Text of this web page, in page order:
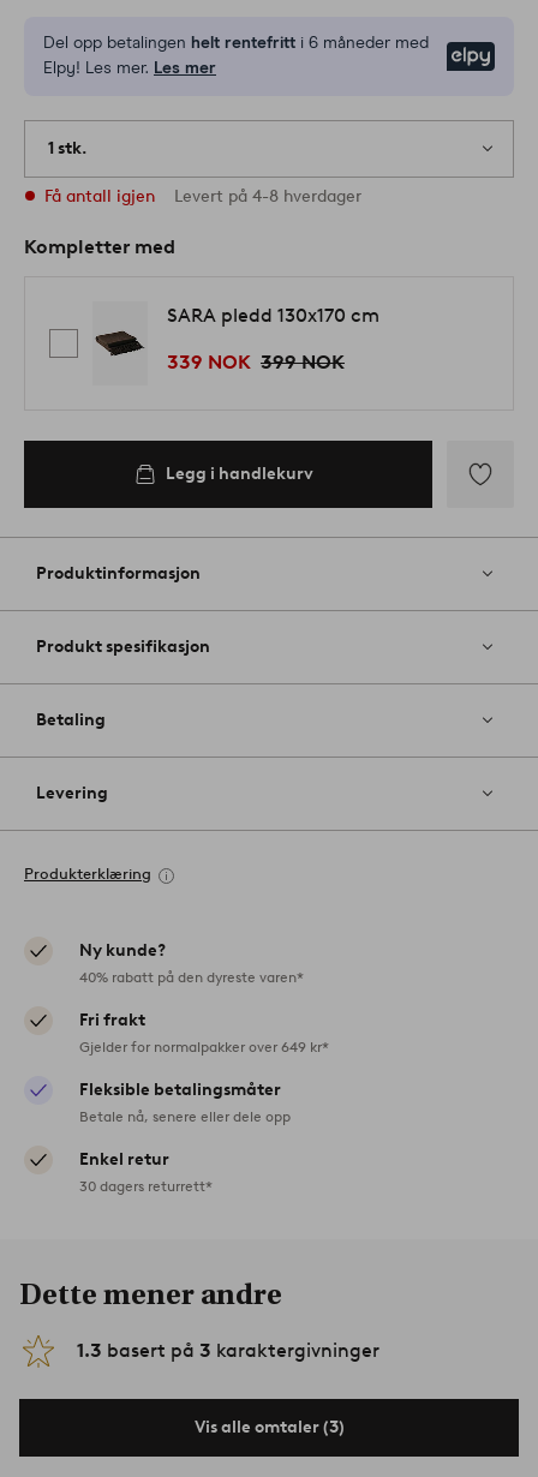
Del opp betalingen helt rentefritt i 6 måneder med
Elpy! Les mer. Les mer
1 stk.
Få antall igjen Levert på 4-8 hverdager
Kompletter med
SARA pledd 130x170 cm
339 NOK 399 NOK
Legg i handlekurv
til
Produktinformasjon
Produkt spesifikasjon
Betaling
Levering
Produkterklæring
Ny kunde?
40% rabatt på den dyreste varen*
Fri frakt
Gjelder for normalpakker over 649 kr*
Fleksible betalingsmåter
Betale nå, senere eller dele opp
Enkel retur
30 dagers returrett*
Dette mener andre
1.3 basert på 3 karaktergivninger
Vis alle omtaler (3)